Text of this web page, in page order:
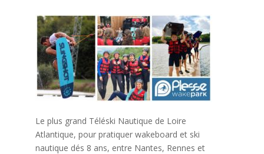
Le plus grand Téléski Nautique de Loire
Atlantique, pour pratiquer wakeboard et ski
nautique dés 8 ans, entre Nantes, Rennes et